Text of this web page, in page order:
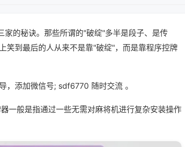
的秘诀。那些所谓的"破绽"多半是段子、是传
笑到最后的人从来不是靠"破绽"，而是靠程序控牌
，添加微信号; sdf6770 随时交流 。
一般是指通过一些无需对麻将机进行复杂安装操作